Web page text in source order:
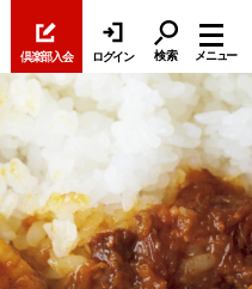
倶楽部入会 ログイン 検索 メニュー